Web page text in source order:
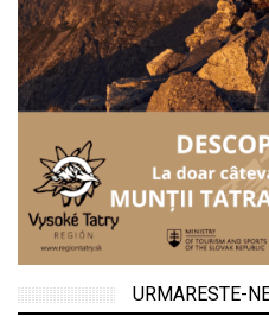
URMARESTE-